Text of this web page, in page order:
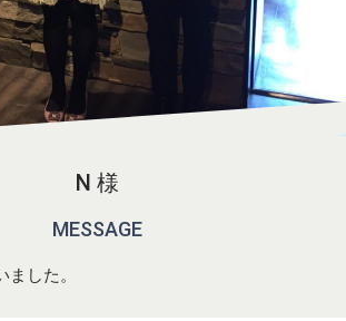
N 様
MESSAGE
した。